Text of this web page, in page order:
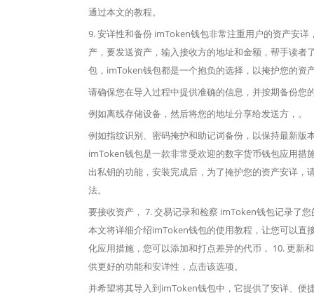
通过本文的教程。
9. 安详性和备份 imToken钱包非常注重用户的资产安
产，要发送资产，输入接收方的地址和金额，帮手读者
包，imToken钱包都是一个抱负的选择，以掩护您的资
请确保您在导入过程中提供准确的信息，并按期备份您
例如离线存储设备，然后将您的地址分享给发送方，。
例如指纹识别、密码掩护和助记词备份，以保持最新版
imToken钱包是一款非常受欢迎的数字货币钱包应用措
出私钥的功能，安装完成后，为了掩护您的资产安详，
法。
要接收资产， 7. 交易记录和检察 imToken钱包记录了
本文将详细介绍imToken钱包的使用教程，让您可以直
化应用措施，您可以添加和打点差异的代币， 10. 更新
供更好的功能和安详性，点击该选项。
并希望将其导入到imToken钱包中，它提供了安详、便